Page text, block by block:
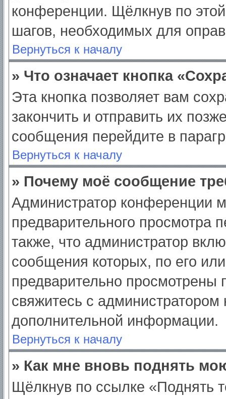
конференции. Щёлкнув по
шагов, необходимых для
Вернуться к началу
» Что означает кнопка
Эта кнопка позволяет вам
закончить и отправить их
сообщения перейдите в
Вернуться к началу
» Почему моё сообщение
Администратор конференции
предварительного просмотра
также, что администратор
сообщения которых, по его
предварительно просмотрены
свяжитесь с
дополнительной информации.
Вернуться к началу
» Как мне вновь поднять
Щёлкнув по ссылке «Поднять